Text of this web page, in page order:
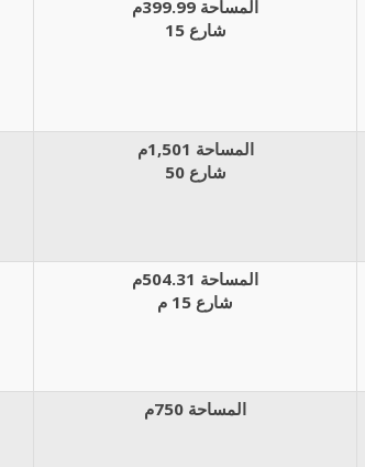
المساحة 399.99م
شارع 15
المساحة 1,501م
شارع 50
المساحة 504.31م
شارع 15 م
المساحة 750م